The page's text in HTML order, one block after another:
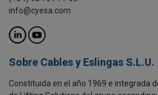
info@cyesa.com
Sobre Cables y Eslingas S.L.U.
Constituida en el año 1969 e integrada